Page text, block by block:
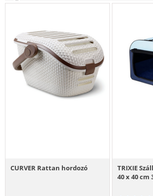
CURVER Rattan hordozó
TRIXIE
40 x 40 cm